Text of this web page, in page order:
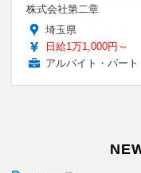
株式会社第二章
埼玉県
日給1万1,000円～
アルバイト・パート